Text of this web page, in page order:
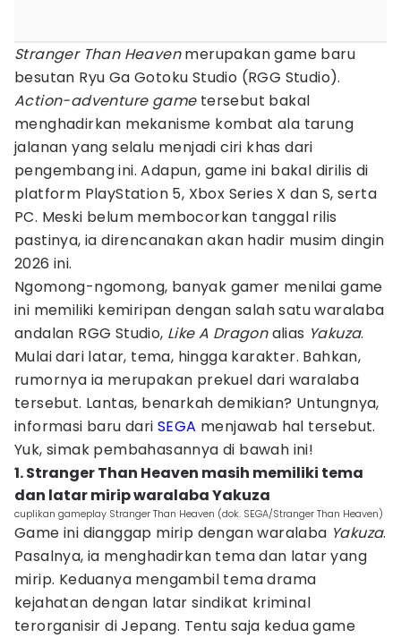
Stranger Than Heavenmerupakan game baru
besutan Ryu Ga Gotoku Studio (RGG Studio).
Action-adventure gametersebut bakal
menghadirkan mekanisme kombat ala tarung
jalanan yang selalu menjadi ciri khas dari
pengembang ini. Adapun, game ini bakal dirilis di
platform PlayStation 5, Xbox Series X dan S, serta
PC. Meski belum membocorkan tanggal rilis
pastinya, ia direncanakan akan hadir musim dingin
2026 ini.
Ngomong-ngomong, banyak gamer menilai game
ini memiliki kemiripan dengan salah satu waralaba
andalan RGG Studio, Like A Dragonalias Yakuza.
Mulai dari latar, tema, hingga karakter. Bahkan,
rumornya ia merupakan prekuel dari waralaba
tersebut. Lantas, benarkah demikian? Untungnya,
informasi baru dari SEGA menjawab hal tersebut.
Yuk, simak pembahasannya di bawah ini!
1. Stranger Than Heaven masih memiliki tema
dan latar mirip waralaba Yakuza
cuplikan gameplay Stranger Than Heaven (dok. SEGA/Stranger Than Heaven)
Game ini dianggap mirip dengan waralaba Yakuza.
Pasalnya, ia menghadirkan tema dan latar yang
mirip. Keduanya mengambil tema drama
kejahatan dengan latar sindikat kriminal
terorganisir di Jepang. Tentu saja kedua game